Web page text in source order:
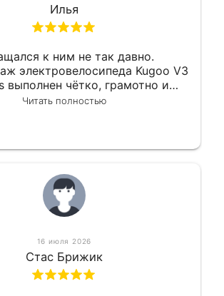
Илья
к ним не так давно.
электровелосипеда Kugoo V3
выполнен чётко, грамотно и
Всё сделано
Читать полностью
16 июля 2026
Стас Брижик